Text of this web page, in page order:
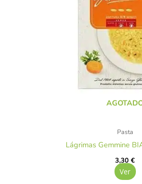
Pasta
Lágrimas Gemmine
3,30€
Ver